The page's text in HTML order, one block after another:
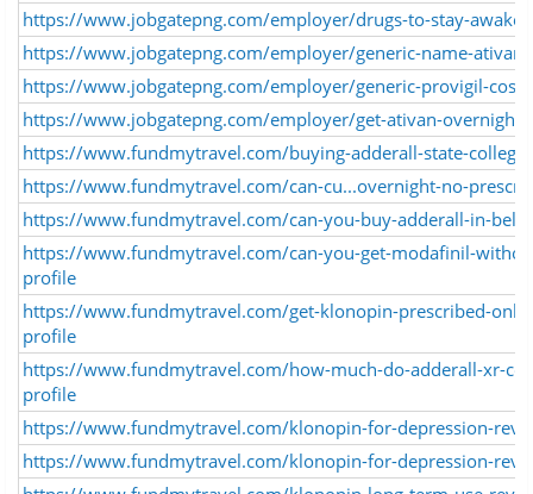
https://www.jobgatepng.com/employer/drugs-to-stay-awake-
https://www.jobgatepng.com/employer/generic-name-
https://www.jobgatepng.com/employer/generic-provigil-
https://www.jobgatepng.com/employer/get-ativan-overnight-
https://www.fundmytravel.com/buying-adderall-state-
https://www.fundmytravel.com/can-cu...overnight-no-
https://www.fundmytravel.com/can-you-buy-adderall-in-
https://www.fundmytravel.com/can-you-get-modafinil-
profile
https://www.fundmytravel.com/get-klonopin-prescribed-
profile
https://www.fundmytravel.com/how-much-do-adderall-xr-
profile
https://www.fundmytravel.com/klonopin-for-depression-
https://www.fundmytravel.com/klonopin-for-depression-